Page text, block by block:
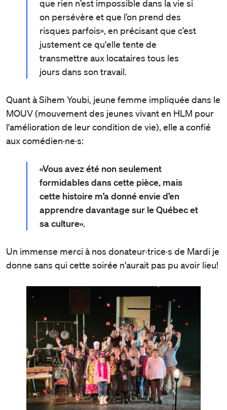
que rien n’est impossible dans la vie si
on persévère et que l’on prend des
risques parfois», en précisant que c’est
justement ce qu'elle tente de
transmettre aux locataires tous les
jours dans son travail.
Quant à Sihem Youbi, jeune femme impliquée dans le
MOUV (mouvement des jeunes vivant en HLM pour
l'amélioration de leur condition de vie), elle a confié
aux comédien·ne·s:
«Vous avez été non seulement
formidables dans cette pièce, mais
cette histoire m’a donné envie d’en
apprendre davantage sur le Québec et
sa culture».
Un immense merci à nos donateur·trice·s de Mardi je
donne sans qui cette soirée n'aurait pas pu avoir lieu!